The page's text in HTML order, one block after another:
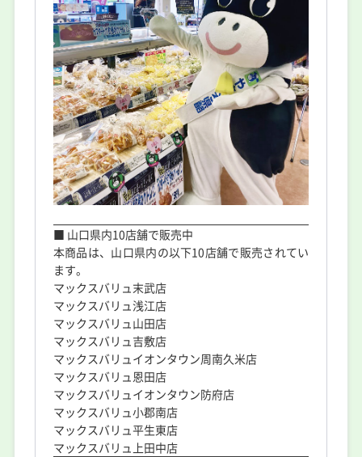
■ 山口県内10店舗で販売中
本商品は、山口県内の以下10店舗で販売されてい
ます。
マックスバリュ末武店
マックスバリュ浅江店
マックスバリュ山田店
マックスバリュ吉敷店
マックスバリュイオンタウン周南久米店
マックスバリュ恩田店
マックスバリュイオンタウン防府店
マックスバリュ小郡南店
マックスバリュ平生東店
マックスバリュ上田中店